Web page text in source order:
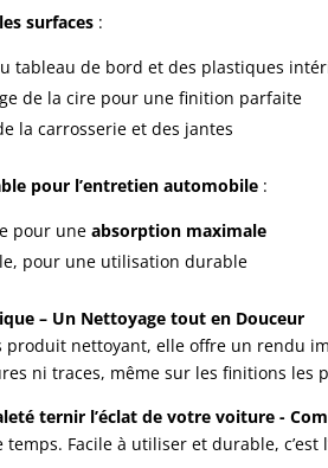
surfaces :
tableau de bord et des plastiques
de la cire pour une finition parfaite
la carrosserie et des jantes
pour l’entretien automobile :
pour une absorption maximale
pour une utilisation durable
– Un Nettoyage tout en Douceur
produit nettoyant, elle offre un rendu
ni traces, même sur les finitions les
ternir l’éclat de votre voiture -
Facile à utiliser et durable,